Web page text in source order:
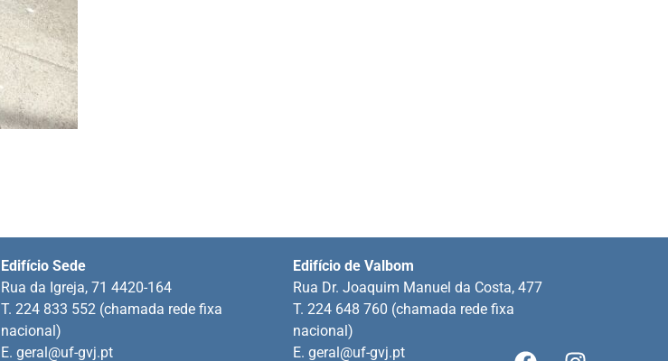
Edifício Sede
Rua da Igreja, 71 4420-164
T. 224 833 552 (chamada rede fixa
nacional)
E.geral@uf-gvj.pt
Edifício de Valbom
Rua Dr. Joaquim Manuel da Costa, 477
T. 224 648 760 (chamada rede fixa
nacional)
E.geral@uf-gvj.pt